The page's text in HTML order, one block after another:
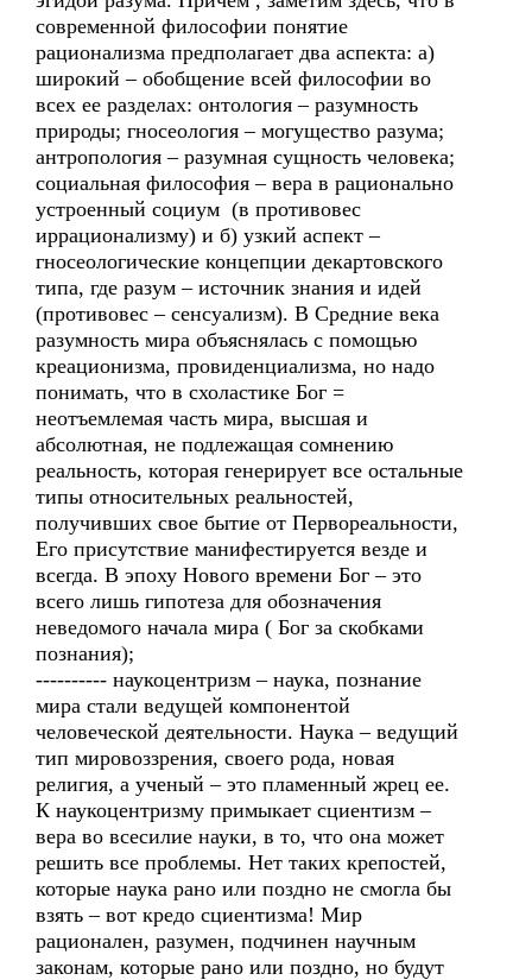
современной философии понятие
рационализма предполагает два аспекта: а)
широкий – обобщение всей философии во
всех ее разделах: онтология – разумность
природы; гносеология – могущество разума;
антропология – разумная сущность человека;
социальная философия – вера в рационально
устроенный социум (в противовес
иррационализму) и б) узкий аспект –
гносеологические концепции декартовского
типа, где разум – источник знания и идей
(противовес – сенсуализм). В Средние века
разумность мира объяснялась с помощью
креационизма, провиденциализма, но надо
понимать, что в схоластике Бог =
неотъемлемая часть мира, высшая и
абсолютная, не подлежащая сомнению
реальность, которая генерирует все остальные
типы относительных реальностей,
получивших свое бытие от Первореальности,
Его присутствие манифестируется везде и
всегда. В эпоху Нового времени Бог – это
всего лишь гипотеза для обозначения
неведомого начала мира ( Бог за скобками
познания);
---------- наукоцентризм – наука, познание
мира стали ведущей компонентой
человеческой деятельности. Наука – ведущий
тип мировоззрения, своего рода, новая
религия, а ученый – это пламенный жрец ее.
К наукоцентризму примыкает сциентизм –
вера во всесилие науки, в то, что она может
решить все проблемы. Нет таких крепостей,
которые наука рано или поздно не смогла бы
взять – вот кредо сциентизма! Мир
рационален, разумен, подчинен научным
законам, которые рано или поздно, но будут